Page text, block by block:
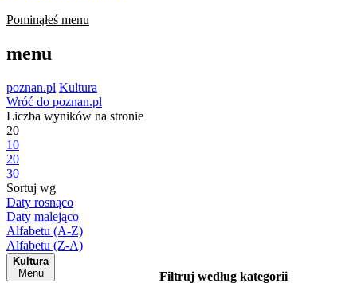
Pominąłeś menu
menu
poznan.pl Kultura
Wróć do poznan.pl
Liczba wyników na stronie
20
10
20
30
Sortuj wg
Daty rosnąco
Daty malejąco
Alfabetu (A-Z)
Alfabetu (Z-A)
Kultura
Menu
Filtruj według kategorii